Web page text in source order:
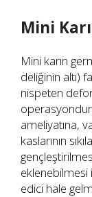
Mini
Mini karın
deliğinin altı)
nispeten
ameliyatına,
kaslarının
eklenebilmesi
edici hale